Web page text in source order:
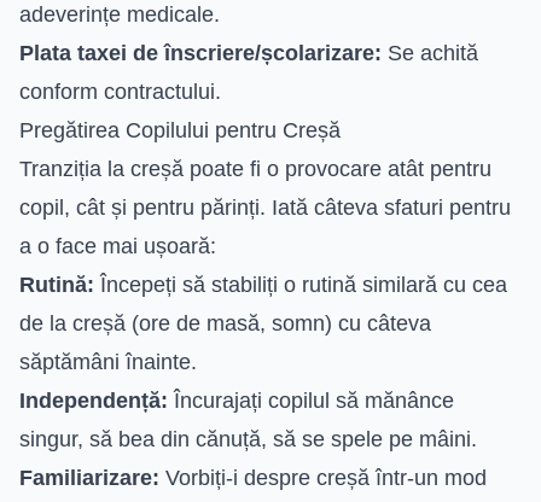
adeverințe medicale.
Plata taxei de înscriere/școlarizare: Se achită
conform contractului.
Pregătirea Copilului pentru Creșă
Tranziția la creșă poate fi o provocare atât pentru
copil, cât și pentru părinți. Iată câteva sfaturi pentru
a o face mai ușoară:
Rutină: Începeți să stabiliți o rutină similară cu cea
de la creșă (ore de masă, somn) cu câteva
săptămâni înainte.
Independență: Încurajați copilul să mănânce
singur, să bea din cănuță, să se spele pe mâini.
Familiarizare: Vorbiți-i despre creșă într-un mod